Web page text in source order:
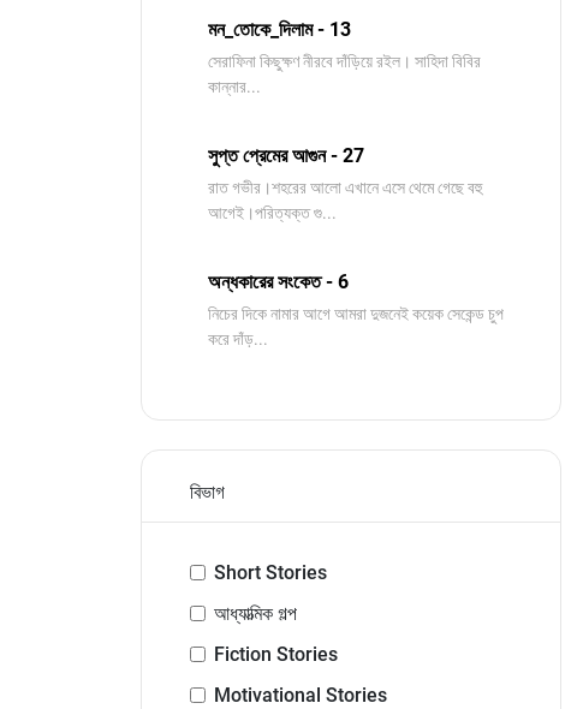
মন_তোকে_দিলাম - 13
সেরাফিনা কিছুক্ষণ নীরবে দাঁড়িয়ে রইল। সাহিদা বিবির
কান্নার...
সুপ্ত প্রেমের আগুন - 27
রাত গভীর।শহরের আলো এখানে এসে থেমে গেছে বহু
আগেই।পরিত্যক্ত গু...
অন্ধকারের সংকেত - 6
নিচের দিকে নামার আগে আমরা দুজনেই কয়েক সেকেন্ড চুপ
করে দাঁড়...
বিভাগ
Short Stories
আধ্যাত্মিক গল্প
Fiction Stories
Motivational Stories